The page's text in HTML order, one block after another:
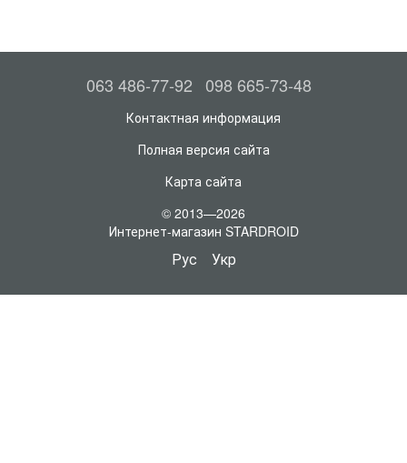
063 486-77-92 098 665-73-48
Контактная информация
Полная версия сайта
Карта сайта
© 2013—2026
Интернет-магазин STARDROID
Рус Укр